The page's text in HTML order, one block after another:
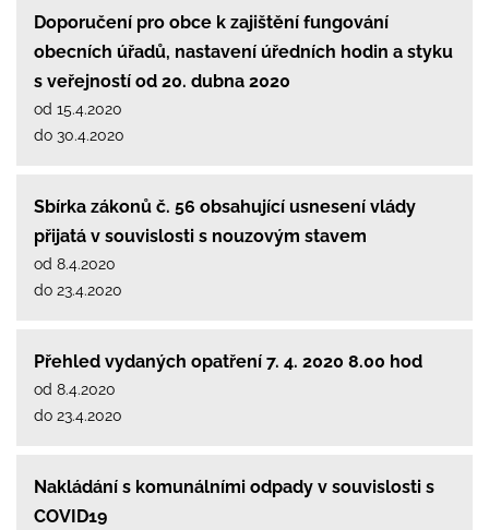
Doporučení pro obce k zajištění fungování
obecních úřadů, nastavení úředních hodin a styku
s veřejností od 20. dubna 2020
od 15.4.2020
do 30.4.2020
Sbírka zákonů č. 56 obsahující usnesení vlády
přijatá v souvislosti s nouzovým stavem
od 8.4.2020
do 23.4.2020
Přehled vydaných opatření 7. 4. 2020 8.00 hod
od 8.4.2020
do 23.4.2020
Nakládání s komunálními odpady v souvislosti s
COVID19